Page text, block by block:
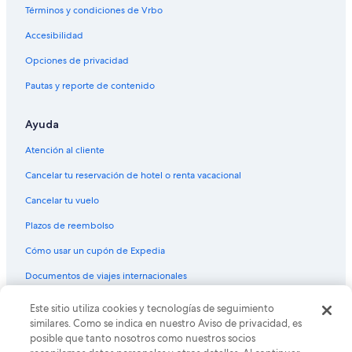
Hoteles gay friendly en Centro de Denver
Hoteles para fumadores en Centro de Denver
Hoteles en Centro de Denver
Hoteles cerca de la catedral en Cheesman Park
Hoteles en Cheesman Park
Hoteles cerca de Wells Fargo Center
Hoteles familiares en Golden Triangle
Hoteles en Golden Triangle
Hoteles cerca de Casa Museo Molly Brown
Términos y condiciones de Vrbo
Accesibilidad
Opciones de privacidad
Pautas y reporte de contenido
Ayuda
Atención al cliente
Cancelar tu reservación de hotel o renta vacacional
Cancelar tu vuelo
Plazos de reembolso
Cómo usar un cupón de Expedia
Documentos de viajes internacionales
© 2026 Expedia, Inc., una empresa de Expedia Group. Todos los
derechos reservados. Expedia y el logo de Expedia son marcas
registradas o marcas comerciales de Expedia, Inc. CST# 2029030-50.
Este sitio utiliza cookies y tecnologías de seguimiento
similares. Como se indica en nuestro Aviso de privacidad, es
posible que tanto nosotros como nuestros socios